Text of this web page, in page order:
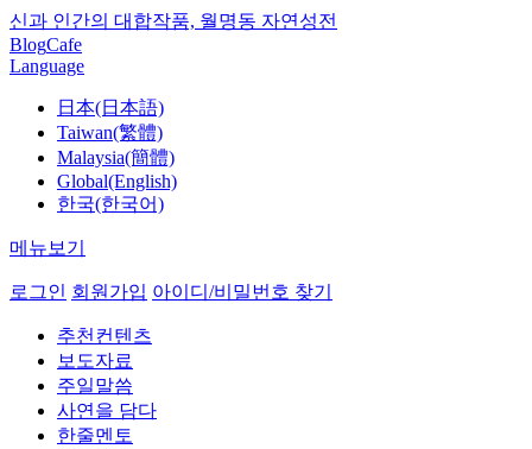
신과 인간의 대합작품, 월명동 자연성전
BlogCafe
Language
日本(日本語)
Taiwan(繁體)
Malaysia(簡體)
Global(English)
한국(한국어)
메뉴보기
로그인 회원가입 아이디/비밀번호 찾기
추천컨텐츠
보도자료
주일말씀
사연을 담다
한줄멘토